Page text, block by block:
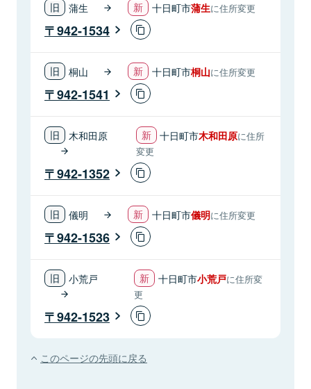
蒲生 十日町市蒲生に住所変更
942-1534
桐山 十日町市桐山に住所変更
942-1541
木和田原 十日町市木和田原に住所
変更
942-1352
儀明 十日町市儀明に住所変更
942-1536
小荒戸 十日町市小荒戸に住所変
更
942-1523
このページの先頭に戻る